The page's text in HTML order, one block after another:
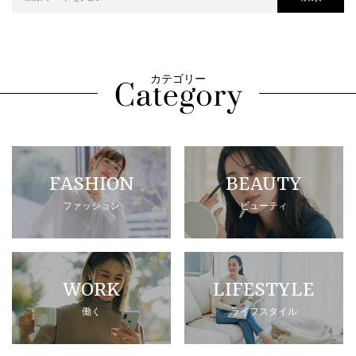
カテゴリー
FASHION
ファッション
BEAUTY
ビューティ
WORK
働く
LIFESTYLE
ライフスタイル